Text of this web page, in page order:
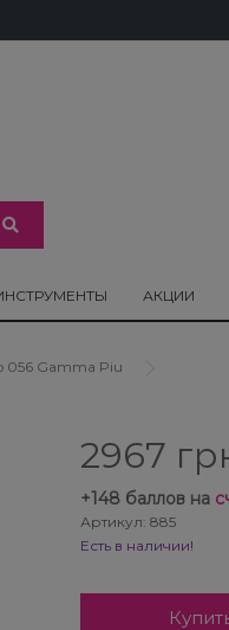
АКЦИИ
056 Gamma Piu
2967
+148баллов на
Артикул: 885
Есть в наличии!